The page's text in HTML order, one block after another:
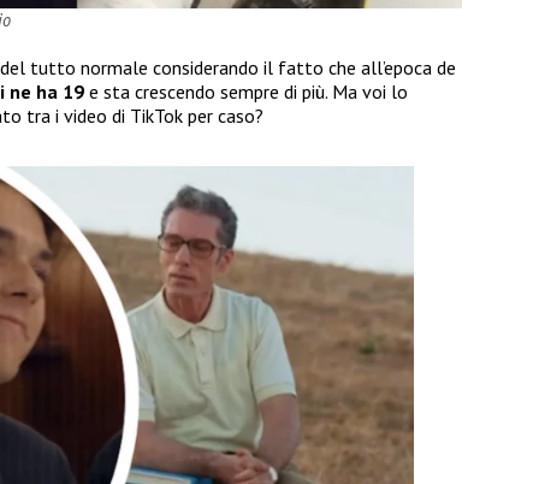
tutto normale considerando il fatto che all’epoca de
ne ha 19e sta crescendo sempre di più. Ma voi lo
tra i video di TikTok per caso?